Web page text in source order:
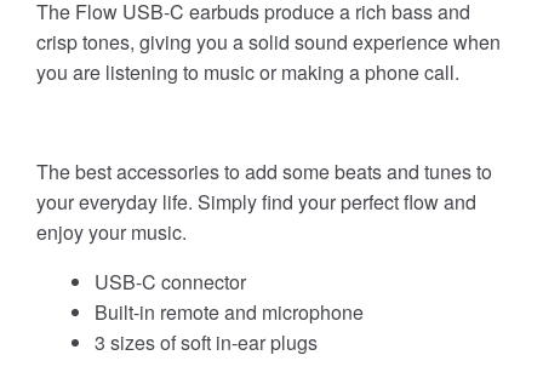
The Flow USB-C earbuds produce a rich bass and
crisp tones, giving you a solid sound experience when
you are listening to music or making a phone call.
The best accessories to add some beats and tunes to
your everyday life. Simply find your perfect flow and
enjoy your music.
USB-C connector
Built-in remote and microphone
3 sizes of soft in-ear plugs